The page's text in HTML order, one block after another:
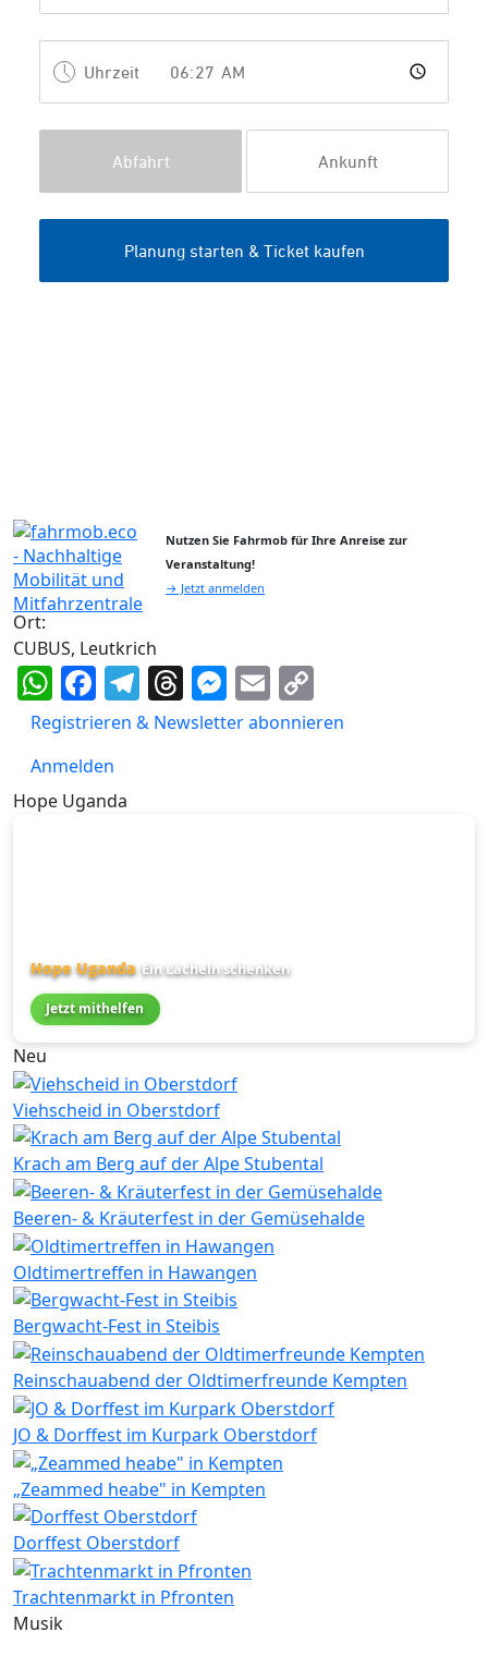
Nutzen Sie Fahrmob für Ihre Anreise zur
Veranstaltung!
→ Jetzt anmelden
Ort:
CUBUS, Leutkrich
WhatsApp
Facebook
Telegram
Threads
Messenger
Email
Link
Registrieren & Newsletter abonnieren
Anmelden
Hope Uganda
Hope Uganda Ein Lächeln schenken
Jetzt mithelfen
Neu
Viehscheid in Oberstdorf
Krach am Berg auf der Alpe Stubental
Beeren- & Kräuterfest in der Gemüsehalde
Oldtimertreffen in Hawangen
Bergwacht-Fest in Steibis
Reinschauabend der Oldtimerfreunde Kempten
JO & Dorffest im Kurpark Oberstdorf
„Zeammed heabe" in Kempten
Dorffest Oberstdorf
Trachtenmarkt in Pfronten
Musik